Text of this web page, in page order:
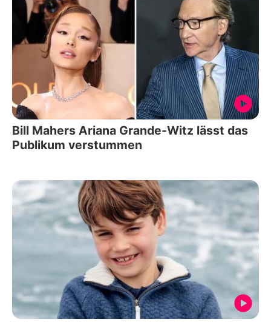
Bill Mahers Ariana Grande-Witz lässt das
Publikum verstummen